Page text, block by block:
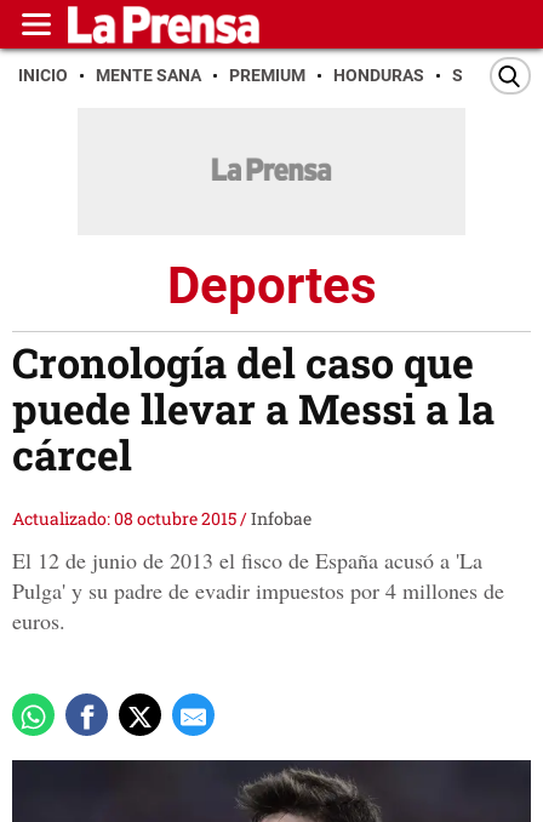
INICIO MENTE SANA PREMIUM HONDURAS SAN PEDRO
Deportes
Cronología del caso que
puede llevar a Messi a la
cárcel
Actualizado: 08 octubre 2015/Infobae
El 12 de junio de 2013 el fisco de España acusó a 'La
Pulga' y su padre de evadir impuestos por 4 millones de
euros.